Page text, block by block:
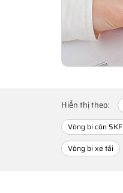
Hiển thị theo:
Vòng bi côn SKF
Vòng bi xe tải